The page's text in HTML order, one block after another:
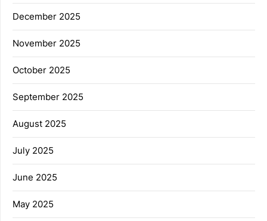
December 2025
November 2025
October 2025
September 2025
August 2025
July 2025
June 2025
May 2025